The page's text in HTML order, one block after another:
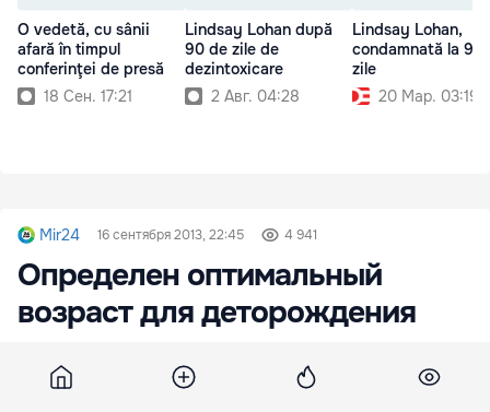
O vedetă, cu sânii
afară în timpul
conferinţei de presă
18 Сен. 17:21
Lindsay Lohan după
90 de zile de
dezintoxicare
2 Авг. 04:28
Lindsay Lohan,
condamnată la 90
zile
20 Мар. 03:19
Mir24 16 сентября 2013, 22:45 4 941
Определен оптимальный
возраст для деторождения
В Университете Ньюкасла медики вычислили
самый хороший возраст для успешного